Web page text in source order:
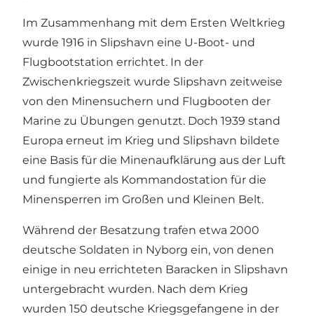
Im Zusammenhang mit dem Ersten Weltkrieg
wurde 1916 in Slipshavn eine U-Boot- und
Flugbootstation errichtet. In der
Zwischenkriegszeit wurde Slipshavn zeitweise
von den Minensuchern und Flugbooten der
Marine zu Übungen genutzt. Doch 1939 stand
Europa erneut im Krieg und Slipshavn bildete
eine Basis für die Minenaufklärung aus der Luft
und fungierte als Kommandostation für die
Minensperren im Großen und Kleinen Belt.
Während der Besatzung trafen etwa 2000
deutsche Soldaten in Nyborg ein, von denen
einige in neu errichteten Baracken in Slipshavn
untergebracht wurden. Nach dem Krieg
wurden 150 deutsche Kriegsgefangene in der